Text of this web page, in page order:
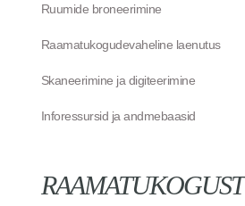
Ruumide broneerimine
Raamatukogudevaheline laenutus
Skaneerimine ja digiteerimine
Inforessursid ja andmebaasid
RAAMATUKOGUST